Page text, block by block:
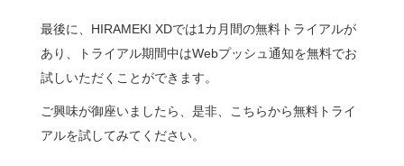
最後に、HIRAMEKI XDでは1カ月間の無料トライアルが
あり、トライアル期間中はWebプッシュ通知を無料でお
試しいただくことができます。
ご興味が御座いましたら、是非、こちらから無料トライ
アルを試してみてください。